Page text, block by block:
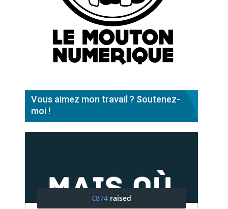
Vous aimez mon travail ? Soutenez-
moi !